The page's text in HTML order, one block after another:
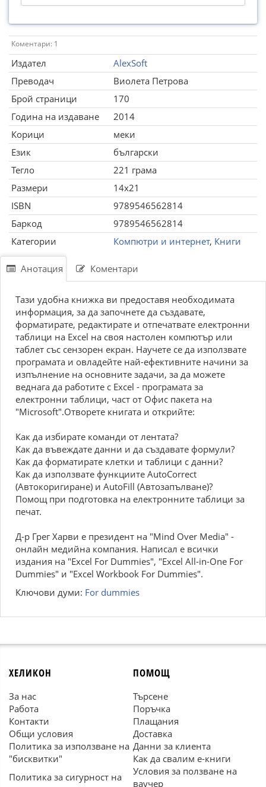
Коментари: 1
Издател
AlexSoft
Преводач
Виолета Петрова
Брой страници
170
Година на издаване
2014
Корици
меки
Език
български
Тегло
221 грама
Размери
14x21
ISBN
9789546562814
Баркод
9789546562814
Категории
Компютри и интернет, Книги
Анотация Коментари
Тази удобна книжка ви предоставя необходимата
информация, за да започнете да създавате,
форматирате, редактирате и отпечатвате електронни
таблици на Excel на своя настолен компютър или
таблет със сензорен екран. Научете се да използвате
програмата и овладейте най-ефективните начини за
изпълнение на основните задачи, за да можете
веднага да работите с Excel - програмата за
електронни таблици, част от Офис пакета на
"Microsoft".Отворете книгата и открийте:
Как да избирате команди от лентата?
Как да въвеждате данни и да създавате формули?
Как да форматирате клетки и таблици с данни?
Как да използвате функциите AutoCorrect
(Автокоригиране) и AutoFill (Автозапълване)?
Помощ при подготовка на електронните таблици за
печат.
Д-р Грег Харви е президент на "Mind Over Media" -
онлайн медийна компания. Написал е всички
издания на "Excel For Dummies", "Excel All-in-One For
Dummies" и "Excel Workbook For Dummies".
Ключови думи: For dummies
ХЕЛИКОН
За нас
Работа
Контакти
Общи условия
Политика за използване на
"бисквитки"
Политика за сигурност на
ПОМОЩ
Търсене
Поръчка
Плащания
Доставка
Данни за клиента
Как да свалим е-книги
Условия за ползване на
ваучер